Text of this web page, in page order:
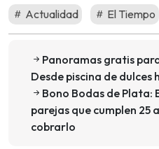
Actualidad El Tiempo
Panoramas gratis
Desde piscina de dulces
Bono Bodas de Plata:
parejas que cumplen 25
cobrarlo